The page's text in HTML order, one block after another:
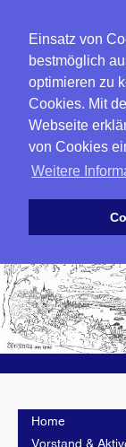
Einsatz von
bestmöglich
optimieren zu
Cookies. Mit
Webseite
von Cookies
Weitere